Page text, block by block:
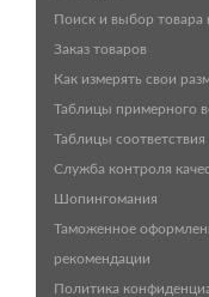
Поиск и выбор
Заказ товаров
Как измерять свои
Таблицы примерного
Таблицы
Служба контроля
Шопингомания
Таможенное
рекомендации
Политика